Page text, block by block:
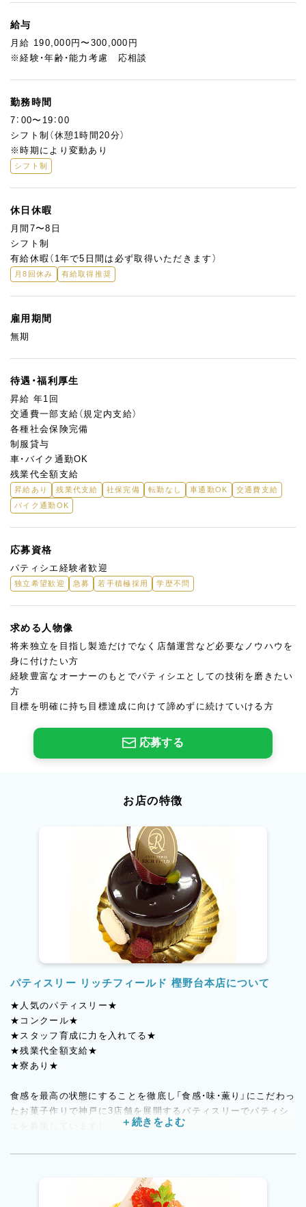
給与
月給 190,000円〜300,000円
※経験・年齢・能力考慮 応相談
勤務時間
7：00〜19：00
シフト制（休憩1時間20分）
※時期により変動あり
シフト制
休日休暇
月間7〜8日
シフト制
有給休暇（1年で5日間は必ず取得いただきます）
月8回休み 有給取得推奨
雇用期間
無期
待遇・福利厚生
昇給 年1回
交通費一部支給（規定内支給）
各種社会保険完備
制服貸与
車・バイク通勤OK
残業代全額支給
昇給あり 残業代支給 社保完備 転勤なし 車通勤OK
交通費支給
バイク通勤OK
応募資格
パティシエ経験者歓迎
独立希望歓迎 急募 若手積極採用 学歴不問
求める人物像
将来独立を目指し製造だけでなく店舗運営など必要なノウハウを
身に付けたい方
経験豊富なオーナーのもとでパティシエとしての技術を磨きたい
方
目標を明確に持ち目標達成に向けて諦めずに続けていける方
応募する
お店の特徴
パティスリー リッチフィールド 樫野台本店について
★人気のパティスリー★
★コンクール★
★スタッフ育成に力を入れてる★
★残業代全額支給★
★寮あり★
食感を最高の状態にすることを徹底し「食感・味・薫り」にこだわっ
たお菓子作りで神戸に3店舗を展開するパティスリーでパティシ
「豊かな場所」という意味を店名に込めたこのお店では、お菓子の
ケースには産地直送の旬の素材をたっぷりと使用した新鮮な苺シ
ョートやザッハトルテなどの生ケーキが常時24～25種類並びま